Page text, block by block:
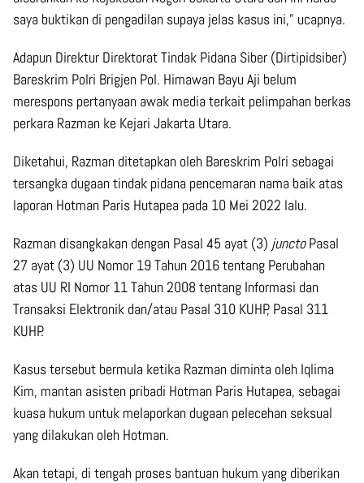
saya buktikan di pengadilan supaya jelas kasus ini,” ucapnya.
Adapun Direktur Direktorat Tindak Pidana Siber (Dirtipidsiber)
Bareskrim Polri Brigjen Pol. Himawan Bayu Aji belum
merespons pertanyaan awak media terkait pelimpahan berkas
perkara Razman ke Kejari Jakarta Utara.
Diketahui, Razman ditetapkan oleh Bareskrim Polri sebagai
tersangka dugaan tindak pidana pencemaran nama baik atas
laporan Hotman Paris Hutapea pada 10 Mei 2022 lalu.
Razman disangkakan dengan Pasal 45 ayat (3) junctoPasal
27 ayat (3) UU Nomor 19 Tahun 2016 tentang Perubahan
atas UU RI Nomor 11 Tahun 2008 tentang Informasi dan
Transaksi Elektronik dan/atau Pasal 310 KUHP, Pasal 311
KUHP.
Kasus tersebut bermula ketika Razman diminta oleh Iqlima
Kim, mantan asisten pribadi Hotman Paris Hutapea, sebagai
kuasa hukum untuk melaporkan dugaan pelecehan seksual
yang dilakukan oleh Hotman.
Akan tetapi, di tengah proses bantuan hukum yang diberikan